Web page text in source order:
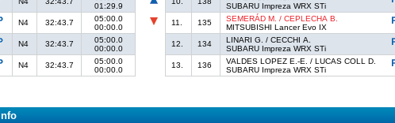
01:29.9
N4 32:43.7
05:00.0
00:00.0
N4 32:43.7
05:00.0
00:00.0
N4 32:43.7
05:00.0
00:00.0
SUBARU Impreza WRX STi
11.
135
SEMERÁD M. / CEPLECHA B.
MITSUBISHI Lancer Evo IX
12.
134
LINARI G. / CECCHI A.
SUBARU Impreza WRX STi
13.
136
VALDES LOPEZ E.-E. / LUCAS COLL D.
SUBARU Impreza WRX STi
Info